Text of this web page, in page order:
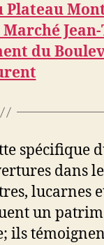
du
spécifique
dans
lucarnes
un
ils